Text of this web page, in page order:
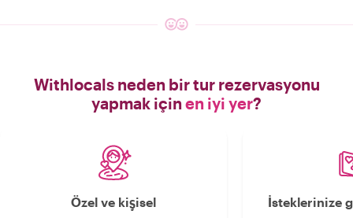
Withlocals neden bir tur rezervasyonu
yapmak için en iyi yer?
Özel ve kişisel İsteklerinize